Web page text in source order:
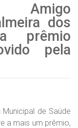
Amigo
dos
prêmio
pela
de Saúde
a mais um prêmio,